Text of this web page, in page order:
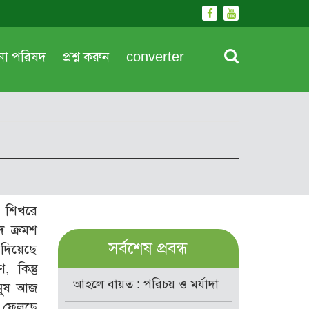
পরিষদ প্রশ্ন করুন converter
শিখরে
ক্রমশ
কিন্তু
আজ
সর্বশেষ প্রবন্ধ
আহলে বায়ত : পরিচয় ও মর্যাদা